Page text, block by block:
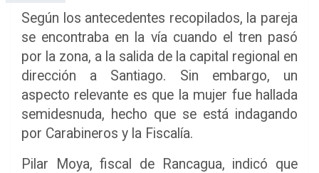
Según los antecedentes recopilados, la pareja
se encontraba en la vía cuando el tren pasó
por la zona, a la salida de la capital regional en
dirección a Santiago. Sin embargo, un
aspecto relevante es que la mujer fue hallada
semidesnuda, hecho que se está indagando
por Carabineros y la Fiscalía.
Pilar Moya, fiscal de Rancagua, indicó que